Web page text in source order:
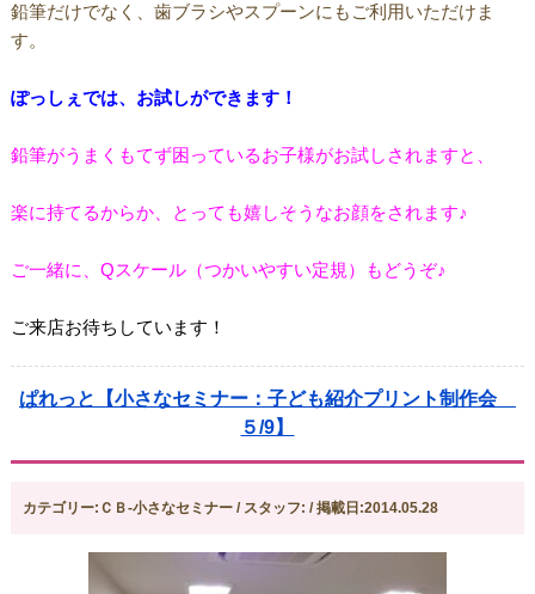
鉛筆だけでなく、歯ブラシやスプーンにもご利用いただけま
す。
ぽっしぇでは、お試しができます！
鉛筆がうまくもてず困っているお子様がお試しされますと、
楽に持てるからか、とっても嬉しそうなお顔をされます♪
ご一緒に、Qスケール（つかいやすい定規）もどうぞ♪
ご来店お待ちしています！
ぱれっと【小さなセミナー：子ども紹介プリント制作会
５/9】
カテゴリー:ＣＢ-小さなセミナー / スタッフ: / 掲載日:2014.05.28